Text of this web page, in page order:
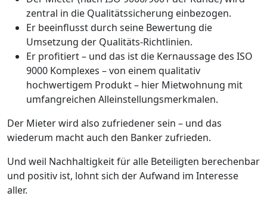
zentral in die Qualitätssicherung einbezogen.
Er beeinflusst durch seine Bewertung die
Umsetzung der Qualitäts-Richtlinien.
Er profitiert – und das ist die Kernaussage des ISO
9000 Komplexes – von einem qualitativ
hochwertigem Produkt – hier Mietwohnung mit
umfangreichen Alleinstellungsmerkmalen.
Der Mieter wird also zufriedener sein – und das
wiederum macht auch den Banker zufrieden.
Und weil Nachhaltigkeit für alle Beteiligten berechenbar
und positiv ist, lohnt sich der Aufwand im Interesse
aller.